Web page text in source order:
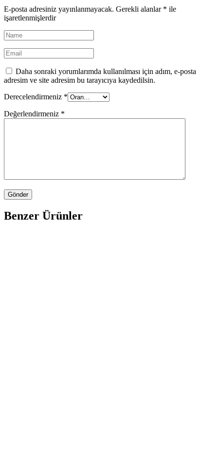
E-posta adresiniz yayınlanmayacak. Gerekli alanlar * ile
işaretlenmişlerdir
Daha sonraki yorumlarımda kullanılması için adım, e-posta
adresim ve site adresim bu tarayıcıya kaydedilsin.
Derecelendirmeniz *
Değerlendirmeniz *
Benzer Ürünler